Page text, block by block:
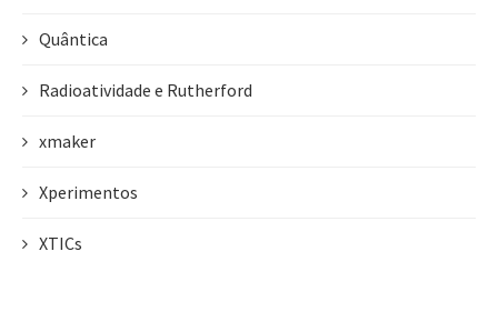
Quântica
Radioatividade e Rutherford
xmaker
Xperimentos
XTICs